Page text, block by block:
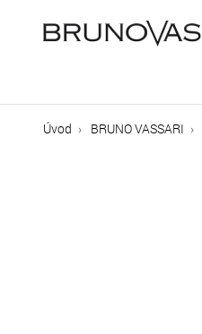
Úvod BRUNO VASSARI